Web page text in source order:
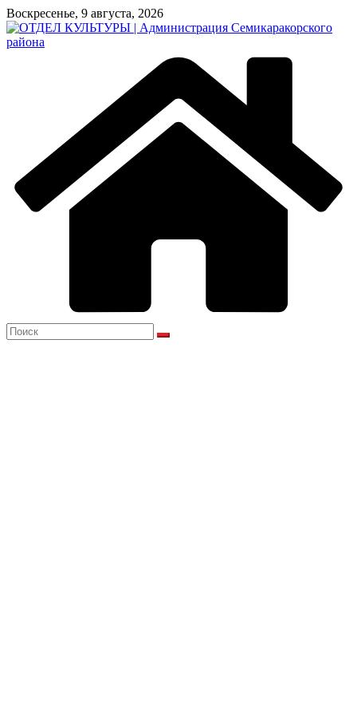
Перейти
к
содержимому
Воскресенье, 9 августа, 2026